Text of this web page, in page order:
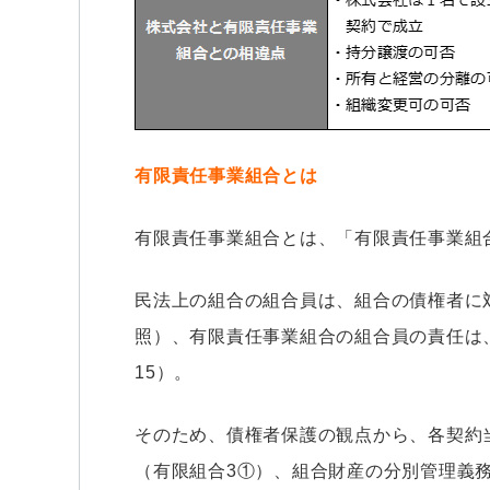
有限責任事業組合とは
有限責任事業組合とは、「有限責任事業
民法上の組合の組合員は、組合の債権者
照）、有限責任事業組合の組合員の責任
15）。
そのため、債権者保護の観点から、各契
（有限組合3①）、組合財産の分別管理義